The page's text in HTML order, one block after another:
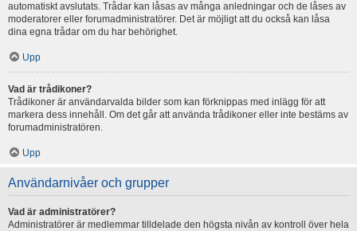
automatiskt avslutats. Trådar kan låsas av många anledningar och de låses av
moderatorer eller forumadministratörer. Det är möjligt att du också kan låsa
dina egna trådar om du har behörighet.
Upp
Vad är trådikoner?
Trådikoner är användarvalda bilder som kan förknippas med inlägg för att
markera dess innehåll. Om det går att använda trådikoner eller inte bestäms av
forumadministratören.
Upp
Användarnivåer och grupper
Vad är administratörer?
Administratörer är medlemmar tilldelade den högsta nivån av kontroll över hela